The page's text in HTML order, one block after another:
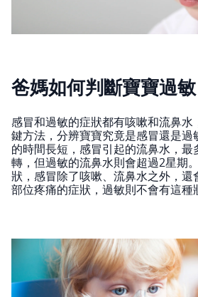
爸媽如何判斷寶寶過敏
感冒和過敏的症狀都有咳嗽和流鼻水
鍵方法，分辨寶寶究竟是感冒還是過
的時間長短，感冒引起的流鼻水，
轉，但過敏的流鼻水則會超過2星期
狀，感冒除了咳嗽、流鼻水之外，還
部位疼痛的症狀，過敏則不會有這種